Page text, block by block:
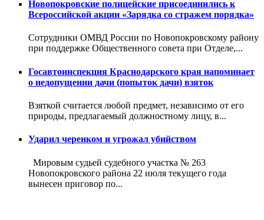
Новопокровские полицейские присоединились к
Всероссийской акции «Зарядка со стражем порядка»
Сотрудники ОМВД России по Новопокровскому району
при поддержке Общественного совета при Отделе,...
Госавтоинспекция Краснодарского края напоминает
о недопущении дачи (попыток дачи) взяток
Взяткой считается любой предмет, независимо от его
природы, предлагаемый должностному лицу, в...
Ударил черенком и угрожал убийством
Мировым судьей судебного участка № 263
Новопокровского района 22 июля текущего года
вынесен приговор по...